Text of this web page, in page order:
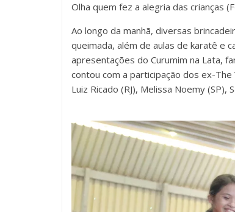
Olha quem fez a alegria das crianças
Ao longo da manhã, diversas
queimada, além de aulas de karatê e
apresentações do Curumim na Lata,
contou com a participação dos ex-The
Luiz Ricado (RJ), Melissa Noemy (SP),